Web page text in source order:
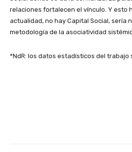
relaciones fortalecen el vínculo. Y esto
actualidad, no hay Capital Social, sería
metodología de la asociatividad
*NdR: los datos estadísticos del trabajo